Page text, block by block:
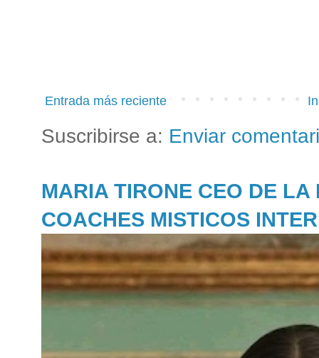
Entrada más reciente
Suscribirse a: Enviar
MARIA TIRONE CEO DE LA
COACHES MISTICOS